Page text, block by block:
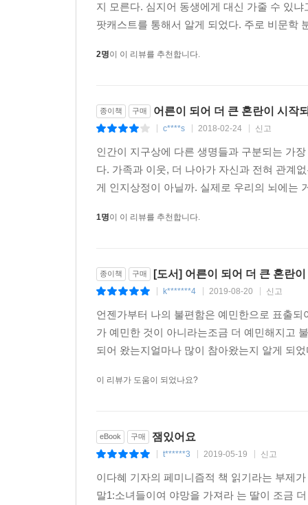
지 모른다. 심지어 동생에게 대신 가줄 수 있
팟캐스트를 통해서 알게 되었다. 주로 비문학
2명이 이 리뷰를 추천합니다.
종이책 구매 어른이 되어 더 큰 혼란이 시작
c****s 2018-02-24 신고
인간이 지구상에 다른 생명들과 구분되는 가
다. 가족과 이웃, 더 나아가 자신과 전혀 관계
게 인지상정이 아닐까. 실제로 우리의 뇌에는
1명이 이 리뷰를 추천합니다.
종이책 구매 [도서] 어른이 되어 더 큰 혼란
k*******4 2019-08-20 신고
언젠가부터 나의 불편함은 예민한으로 표출
가 예민한 것이 아니라는조금 더 예민해지고
되어 왔는지얼마나 많이 참아왔는지 알게 되
이 리뷰가 도움이 되었나요?
eBook 구매 잼있어요
t******3 2019-05-19 신고
이다혜 기자의 페미니즘적 책 읽기라는 부제
말1:소녀들이여 야망을 가져라 는 딸이 조금